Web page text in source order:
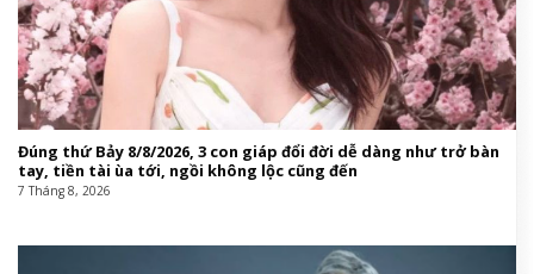
Đúng thứ Bảy 8/8/2026, 3 con giáp đổi đời dễ dàng như trở bàn
tay, tiền tài ùa tới, ngồi không lộc cũng đến
7 Tháng 8, 2026